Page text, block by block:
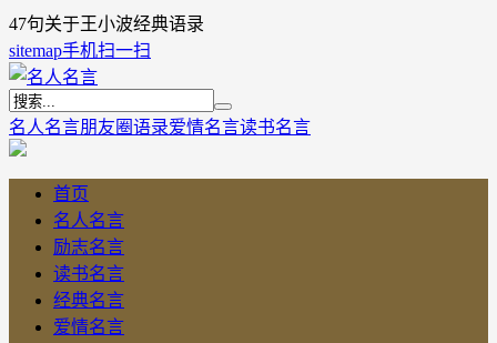
47句关于王小波经典语录
sitemap手机扫一扫
名人名言朋友圈语录爱情名言读书名言
首页
名人名言
励志名言
读书名言
经典名言
爱情名言